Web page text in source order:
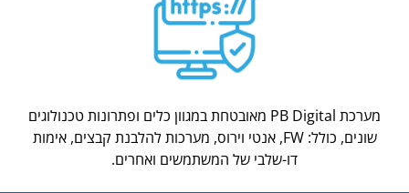
מערכת PB Digital מאובטחת במגוון כלים ופתרונות טכנולוגים
שונים, כולל: FW, אנטי וירוס, מערכות להלבנת קבצים, אימות
דו-שלבי של המשתמשים ואחרים.